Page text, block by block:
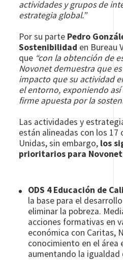
actividades y grupos de
estrategia global.”
Por su parte Pedro
Sostenibilidad en Bureau
que “con la obtención de
Novonet demuestra que
impacto que su actividad
el entorno, exponiendo
firme apuesta por la
Las actividades y
están alineadas con los 17
Unidas, sin embargo, los
prioritarios para Novonet
ODS 4 Educación de
la base para el
eliminar la pobreza.
acciones formativas en
económica con Caritas,
conocimiento en el área
aumentando la